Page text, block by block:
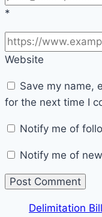
*
Website
Save my name,
for the next time I
Notify me of
Notify me of
Delimitation Bill